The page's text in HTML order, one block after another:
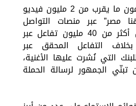
فقد أنشأ المستخدمون ما يقرب من 2 مليون فيديو
مصر” عبر منصات التواصل
الاجتماعي، محققين أكثر من 40 مليون تفاعل عبر
التفاعل المحقق عبر
التي نُشرت عليها الأغنية،
الجمهور لرسالة الحملة